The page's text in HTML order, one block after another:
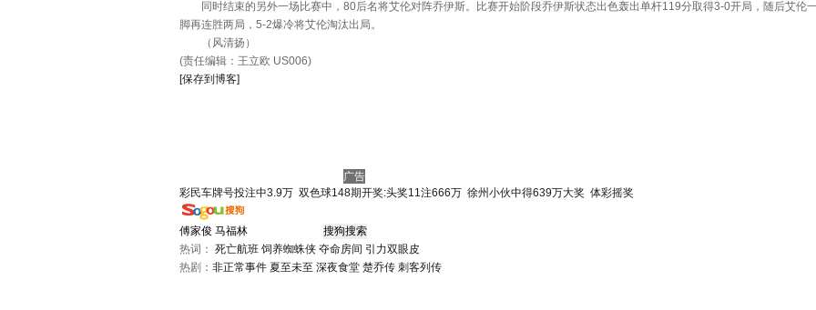
同时结束的另外一场比赛中，80后名将艾伦对阵乔伊斯。比赛开始阶段乔伊斯状态出色轰出单杆119分取得3-0开局，随后艾伦
脚再连胜两局，5-2爆冷将艾伦淘汰出局。
（风清扬）
(责任编辑：王立欧 US006)
[保存到博客]
广告
彩民车牌号投注中3.9万 双色球148期开奖:头奖11注666万 徐州小伙中得639万大奖 体彩摇奖
热词： 死亡航班 饲养蜘蛛侠 夺命房间 引力双眼皮
热剧： 非正常事件 夏至未至 深夜食堂 楚乔传 刺客列传